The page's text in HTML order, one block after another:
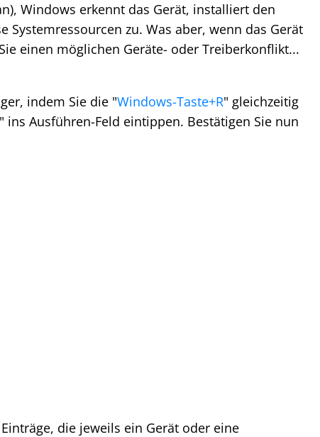
Windows erkennt das Gerät, installiert den
Systemressourcen zu. Was aber, wenn das Gerät
einen möglichen Geräte- oder Treiberkonflikt...
indem Sie die "Windows-Taste+R" gleichzeitig
" ins Ausführen-Feld eintippen. Bestätigen Sie nun
die jeweils ein Gerät oder eine